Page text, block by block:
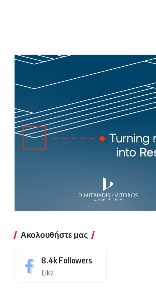
Ακολουθήστε μας
8.4k Followers
Like